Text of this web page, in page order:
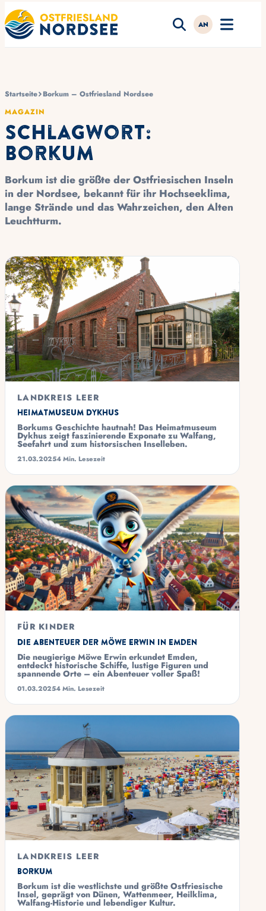
AN
Startseite Borkum – Ostfriesland Nordsee
MAGAZIN
Schlagwort:
Borkum
Borkum ist die größte der Ostfriesischen Inseln
in der Nordsee, bekannt für ihr Hochseeklima,
lange Strände und das Wahrzeichen, den Alten
Leuchtturm.
LANDKREIS LEER
Heimatmuseum Dykhus
Borkums Geschichte hautnah! Das Heimatmuseum
Dykhus zeigt faszinierende Exponate zu Walfang,
Seefahrt und zum historsischen Inselleben.
21.03.20254 Min. Lesezeit
FÜR KINDER
Die Abenteuer der Möwe Erwin in Emden
Die neugierige Möwe Erwin erkundet Emden,
entdeckt historische Schiffe, lustige Figuren und
spannende Orte – ein Abenteuer voller Spaß!
01.03.20254 Min. Lesezeit
LANDKREIS LEER
Borkum
Borkum ist die westlichste und größte Ostfriesische
Insel, geprägt von Dünen, Wattenmeer, Heilklima,
Walfang-Historie und lebendiger Kultur.